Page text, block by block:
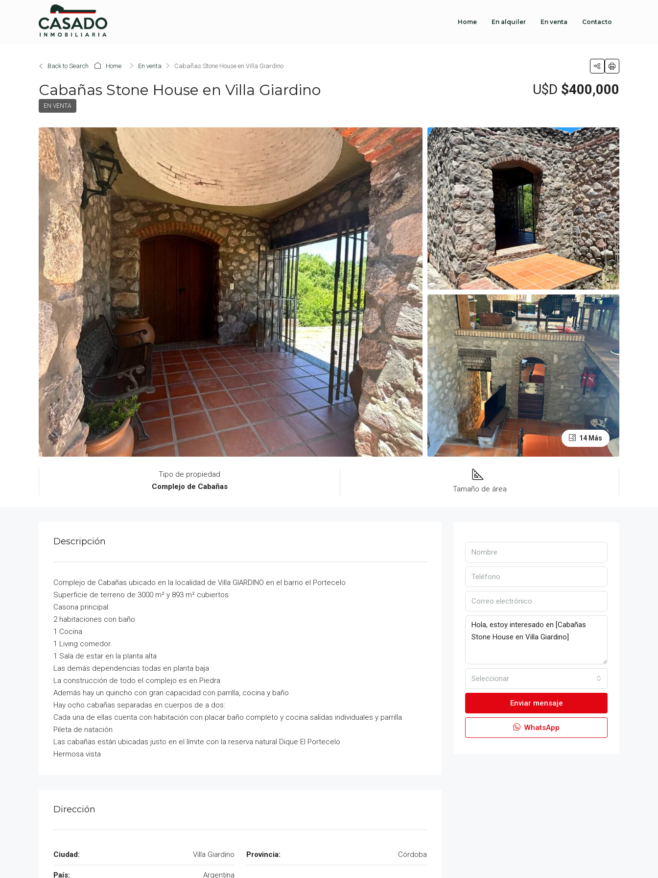
Home En alquiler En venta Contacto
Back to Search Home En venta Cabañas Stone House en Villa Giardino
Cabañas Stone House en Villa Giardino
EN VENTA
U$D $400,000
14 Más
Tipo de propiedad
Complejo de Cabañas
Tamaño de área
Descripción
Complejo de Cabañas ubicado en la localidad de Villa GIARDINO en el barrio el Portecelo
Superficie de terreno de 3000 m² y 893 m² cubiertos
Casona principal:
2 habitaciones con baño
1 Cocina
1 Living comedor.
1 Sala de estar en la planta alta
Las demás dependencias todas en planta baja
La construcción de todo el complejo es en Piedra
Además hay un quincho con gran capacidad con parrilla, cocina y baño
Hay ocho cabañas separadas en cuerpos de a dos:
Cada una de ellas cuenta con habitación con placar baño completo y cocina salidas individuales y parrilla.
Pileta de natación
Las cabañas están ubicadas justo en el límite con la reserva natural Dique El Portecelo
Hermosa vista
Dirección
Ciudad: Villa Giardino Provincia: Córdoba
País: Argentina
Seleccionar
Enviar mensaje
WhatsApp